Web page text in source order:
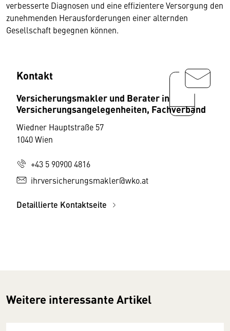
verbesserte Diagnosen und eine effizientere Versorgung den
zunehmenden Herausforderungen einer alternden
Gesellschaft begegnen können.
Kontakt
Versicherungsmakler und Berater in
Versicherungsangelegenheiten, Fachverband
Wiedner Hauptstraße 57
1040 Wien
+43 5 90900 4816
ihrversicherungsmakler@wko.at
Detaillierte Kontaktseite
Weitere interessante Artikel